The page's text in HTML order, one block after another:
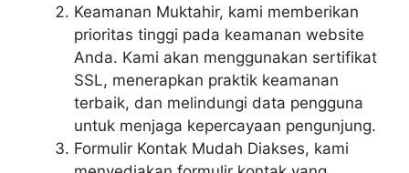
Keamanan Muktahir, kami memberikan
prioritas tinggi pada keamanan website
Anda. Kami akan menggunakan sertifikat
SSL, menerapkan praktik keamanan
terbaik, dan melindungi data pengguna
untuk menjaga kepercayaan pengunjung.
Formulir Kontak Mudah Diakses, kami